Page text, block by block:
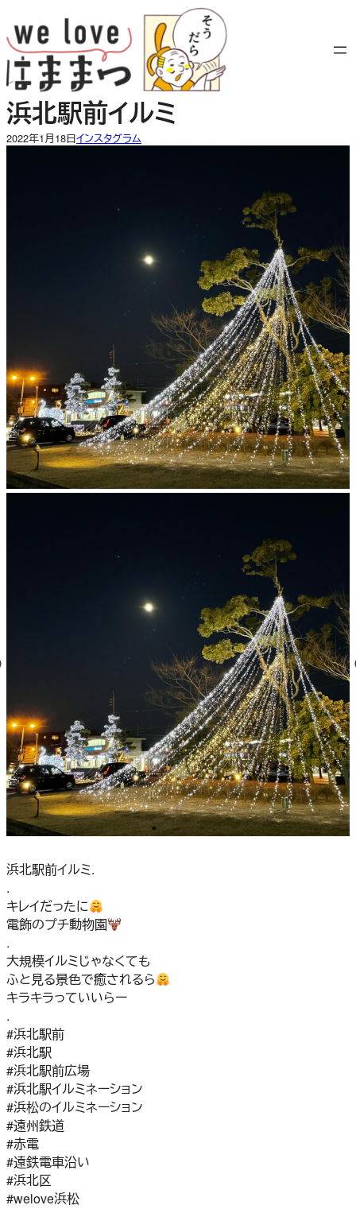
容
を
ス
キ
ッ
プ
浜北駅前イルミ
2022年1月18日インスタグラム
浜北駅前イルミ.
.
キレイだったに
電飾のプチ動物園
.
大規模イルミじゃなくても
ふと見る景色で癒されるら
キラキラっていいらー
.
#浜北駅前
#浜北駅
#浜北駅前広場
#浜北駅イルミネーション
#浜松のイルミネーション
#遠州鉄道
#赤電
#遠鉄電車沿い
#浜北区
#welove浜松